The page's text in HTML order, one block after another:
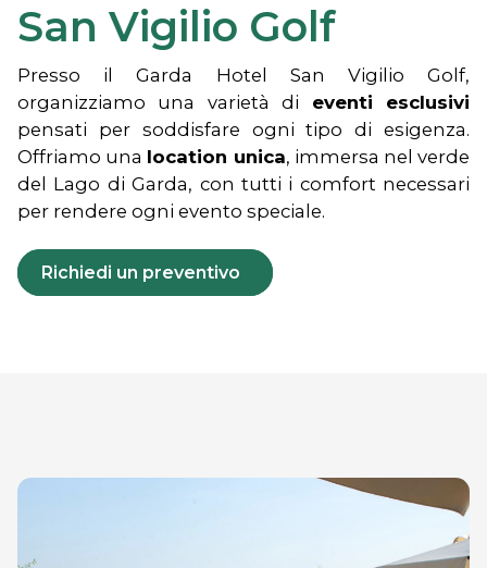
San Vigilio Golf
Presso il Garda Hotel San Vigilio Golf,
organizziamo una varietà di eventi esclusivi
pensati per soddisfare ogni tipo di esigenza.
Offriamo una location unica, immersa nel verde
del Lago di Garda, con tutti i comfort necessari
per rendere ogni evento speciale.
Richiedi un preventivo